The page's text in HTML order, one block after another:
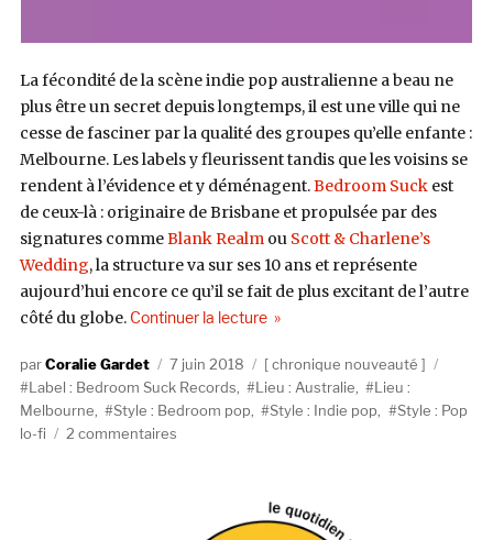
La fécondité de la scène indie pop australienne a beau ne
plus être un secret depuis longtemps, il est une ville qui ne
cesse de fasciner par la qualité des groupes qu’elle enfante :
Melbourne. Les labels y fleurissent tandis que les voisins se
rendent à l’évidence et y déménagent.Bedroom Suckest
de ceux-là : originaire de Brisbane et propulsée par des
signatures commeBlank Realmou Scott & Charlene’s
Wedding, la structure va sur ses 10 ans et représente
aujourd’hui encore ce qu’il se fait de plus excitant de l’autre
côté du globe. Continuer la lecturede « Good Morning, Prize //
AuteurCoralie Gardet
Publié
le
7 juin 2018 Catégories
chronique nouveauté
Label : Bedroom Suck Records
Lieu : Australie
Lieu :
Melbourne
Style : Bedroom pop Style : Indie pop
Style : Pop
lo-fi
2 commentairessur